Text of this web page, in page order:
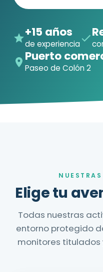
+15 años
de experiencia
Puerto
Paseo de Colón 2
Elige tu
Todas nuestras
entorno protegido
monitores titulados